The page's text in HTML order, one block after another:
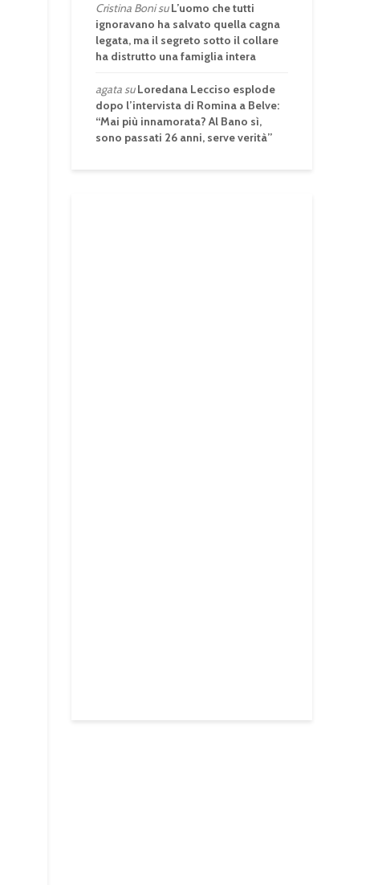
Cristina BonisuL’uomo che tutti
ignoravano ha salvato quella cagna
legata, ma il segreto sotto il collare
ha distrutto una famiglia intera
agatasuLoredana Lecciso esplode
dopo l’intervista di Romina a Belve:
“Mai più innamorata? Al Bano sì,
sono passati 26 anni, serve verità”